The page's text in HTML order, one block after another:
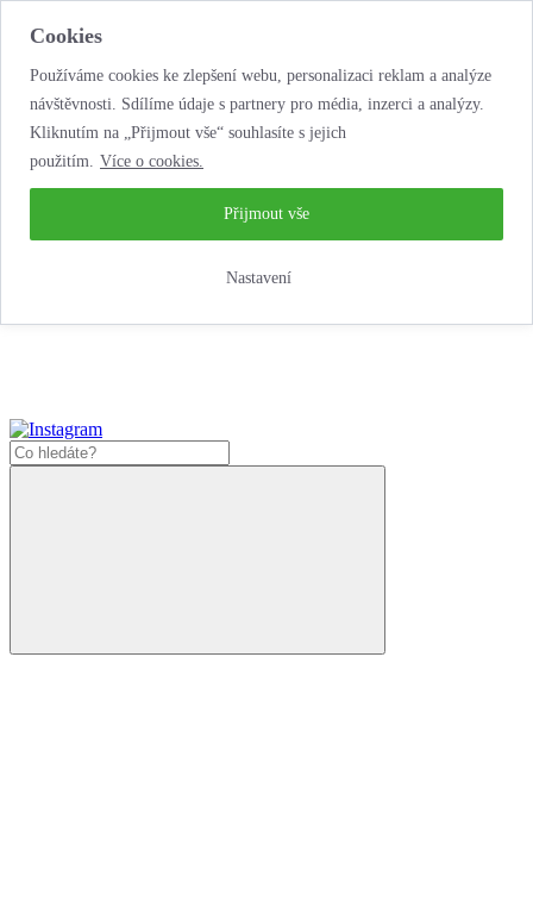
Cookies
Používáme cookies ke zlepšení webu, personalizaci reklam a analýze
návštěvnosti. Sdílíme údaje s partnery pro média, inzerci a analýzy.
Kliknutím na „Přijmout vše“ souhlasíte s jejich
použitím. Více o cookies.
Nastavení
Přijmout vše
...neobyčejná jízda životem!